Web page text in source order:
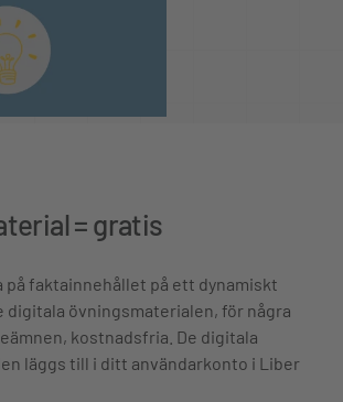
= gratis
på faktainnehållet på ett dynamiskt
digitala övningsmaterialen, för några
kostnadsfria. De digitala
läggs till i ditt användarkonto i Liber